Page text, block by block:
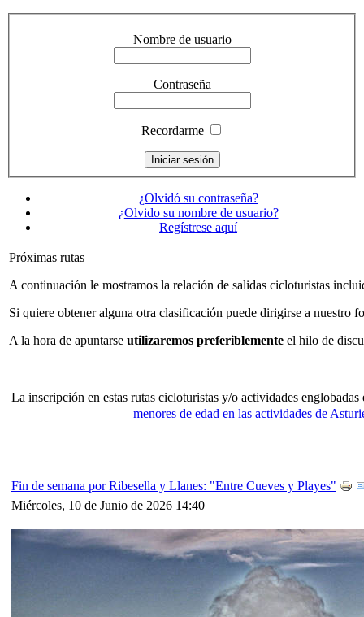
Nombre de usuario
Contraseña
Recordarme
¿Olvidó su contraseña?
¿Olvido su nombre de usuario?
Regístrese aquí
Próximas rutas
A continuación le mostramos la relación de salidas cicloturistas
Si quiere obtener alguna otra clasificación puede dirigirse a nuestro
A la hora de apuntarse utilizaremos preferiblemente el hilo de
La inscripción en estas rutas cicloturistas y/o actividades
menores de edad en las actividades de
Fin de semana por Ribesella y Llanes: "Entre Cueves y Playes"
Miércoles, 10 de Junio de 2026 14:40